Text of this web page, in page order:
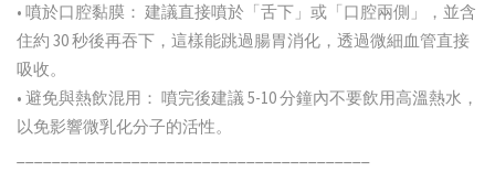
• 噴於口腔黏膜： 建議直接噴於「舌下」或「口腔兩側」，並含
住約 30 秒後再吞下，這樣能跳過腸胃消化，透過微細血管直接
吸收。
• 避免與熱飲混用： 噴完後建議 5-10 分鐘內不要飲用高溫熱水，
以免影響微乳化分子的活性。